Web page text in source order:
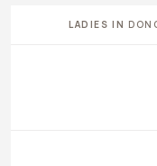
LADIES IN